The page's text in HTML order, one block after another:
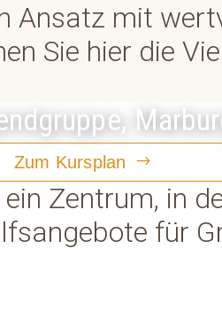
Ansatz mit
Sie hier die
Zum Kursplan
Zentrum, in
für